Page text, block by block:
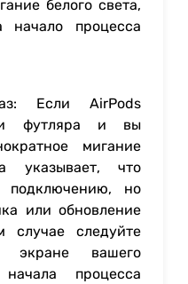
белого света,
начало процесса
Если AirPods
футляра и вы
мигание
указывает, что
подключению, но
или обновление
случае следуйте
экране вашего
процесса